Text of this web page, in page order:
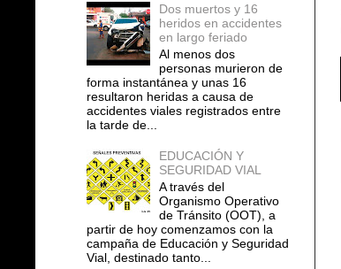
Dos muertos y 16
heridos en accidentes
en largo feriado
Al menos dos
personas murieron de
forma instantánea y unas 16
resultaron heridas a causa de
accidentes viales registrados entre
la tarde de...
EDUCACIÓN Y
SEGURIDAD VIAL
A través del
Organismo Operativo
de Tránsito (OOT), a
partir de hoy comenzamos con la
campaña de Educación y Seguridad
Vial, destinado tanto...